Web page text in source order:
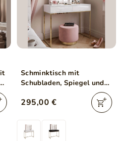
Schminktisch mit
Schubladen, Spiegel und
LED-Beleuchtung Brisa
Weiß Hochglanz
295,00 €